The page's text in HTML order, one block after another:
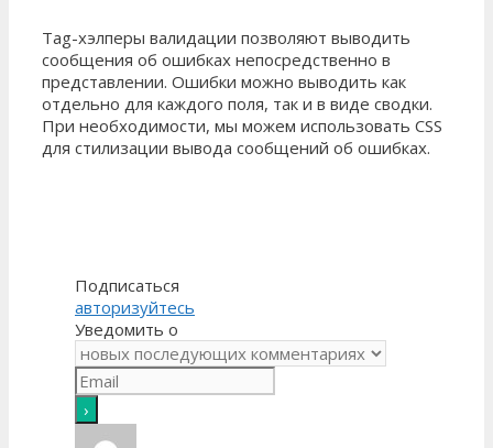
Tag-хэлперы валидации позволяют выводить
сообщения об ошибках непосредственно в
представлении. Ошибки можно выводить как
отдельно для каждого поля, так и в виде сводки.
При необходимости, мы можем использовать CSS
для стилизации вывода сообщений об ошибках.
Подписаться
авторизуйтесь
Уведомить о